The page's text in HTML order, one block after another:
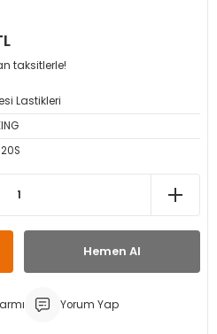
taksitlerle!
Lastikleri
Hemen Al
Yorum Yap